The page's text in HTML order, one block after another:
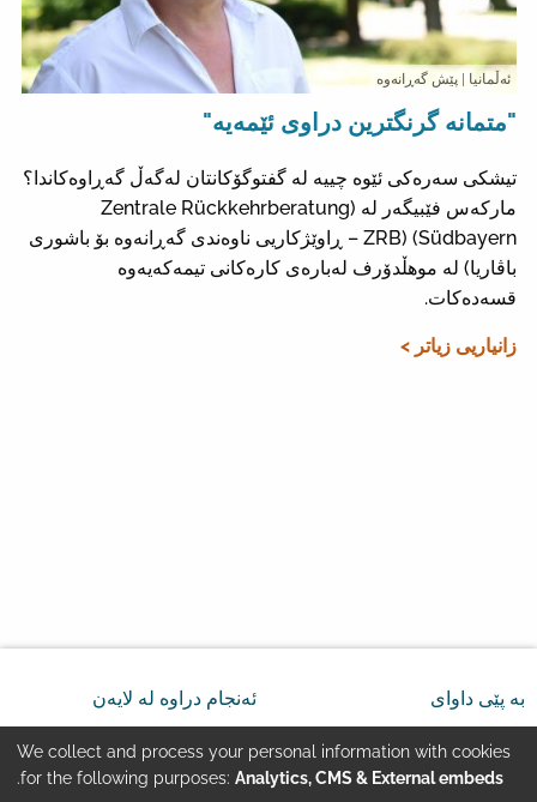
ئەڵمانیا | پێش گەڕانەوە
"متمانە گرنگترین دراوی ئێمەیە"
تیشکی سەرەکی ئێوە چییە لە گفتوگۆکانتان لەگەڵ گەڕاوەکاندا؟
مارکەس فێبیگەر لە (Zentrale Rückkehrberatung
Südbayern) (ZRB – ڕاوێژکاریی ناوەندی گەڕانەوە بۆ باشوری
باڤاریا) لە موهڵدۆرف لەبارەی کارەکانی تیمەکەیەوە
قسەدەکات.
زانیاریی زیاتر >
بە پێی داوای ئەنجام دراوە لە لایەن
Use
We collect and process your personal information with cookies
for the following purposes: Analytics, CMS & External embeds
.